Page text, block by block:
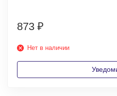
873 ₽
Нет в наличии